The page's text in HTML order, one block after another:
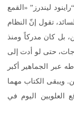
ليندرز” «القمع
تقول إنّ النظام
بل كان مدركاً ومنذ
حتى لو أدت إلى
عبر الجماهير أكبر
ويبقى الكتاب مهما
العلويين اليوم في